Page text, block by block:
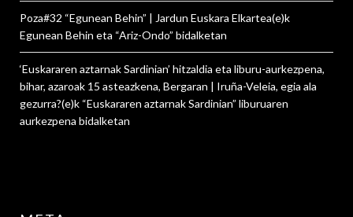
Poza#32 “Egunean Behin” | Jardun Euskara Elkartea(e)k
Egunean Behin eta “Ariz-Ondo” bidalketan
‘Euskararen aztarnak Sardinian’ hitzaldia eta liburu-aurkezpena,
bihar, azaroak 15 asteazkena, Bergaran | Iruña-Veleia, egia ala
gezurra?(e)k “Euskararen aztarnak Sardinian” liburuaren
aurkezpena bidalketan